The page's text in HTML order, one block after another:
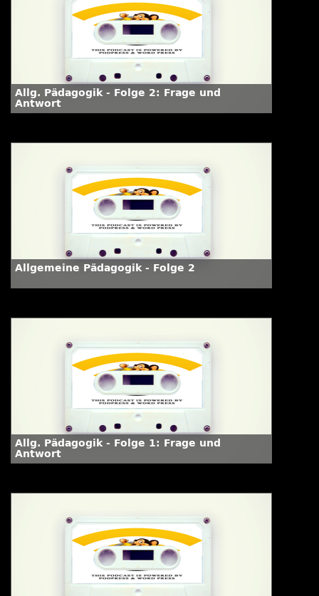
Allg. Pädagogik - Folge 2: Frage und
Antwort
Allgemeine Pädagogik - Folge 2
Allg. Pädagogik - Folge 1: Frage und
Antwort